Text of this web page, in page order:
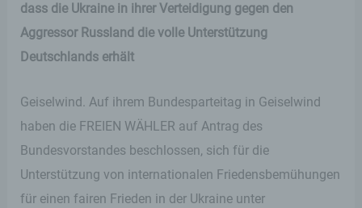
dass die Ukraine in ihrer Verteidigung gegen den
Aggressor Russland die volle Unterstützung
Deutschlands erhält
Geiselwind. Auf ihrem Bundesparteitag in Geiselwind
haben die FREIEN WÄHLER auf Antrag des
Bundesvorstandes beschlossen, sich für die
Unterstützung von internationalen Friedensbemühungen
für einen fairen Frieden in der Ukraine unter